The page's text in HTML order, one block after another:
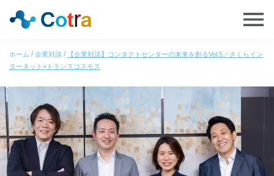
ホーム 企業対談
【企業対談】コンタクトセンターの未来を創るVol.5／さくらイン
ターネット×トランスコスモス